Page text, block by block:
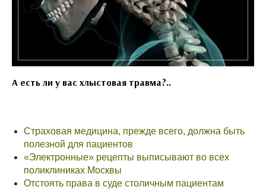
А есть ли у вас хлыстовая травма?..
Страховая медицина, прежде всего, должна быть
полезной для пациентов
«Электронные» рецепты выписывают во всех
поликлиниках Москвы
Отстоять права в суде столичным пациентам